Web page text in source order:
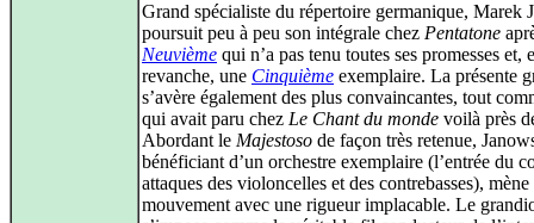
Grand spécialiste du répertoire germanique, Marek
poursuit peu à peu son intégrale chez Pentatone
Neuvième qui n’a pas tenu toutes ses promesses et,
revanche, une Cinquième exemplaire. La présente
s’avère également des plus convaincantes, tout
qui avait paru chez Le Chant du monde voilà près
Abordant le Majestoso de façon très retenue,
bénéficiant d’un orchestre exemplaire (l’entrée du
attaques des violoncelles et des contrebasses), mène
mouvement avec une rigueur implacable. Le